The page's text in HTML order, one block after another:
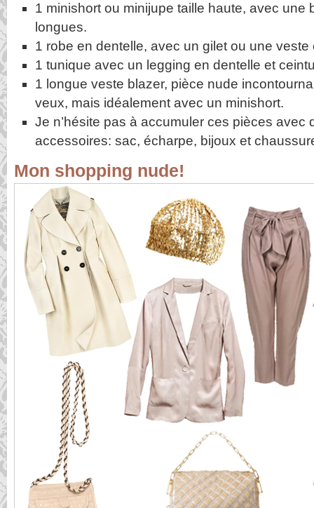
1 minishort ou minijupe taille haute, avec une
longues.
1 robe en dentelle, avec un gilet ou une veste
1 tunique avec un legging en dentelle et
1 longue veste blazer, pièce nude
veux, mais idéalement avec un minishort.
Je n’hésite pas à accumuler ces pièces avec
accessoires: sac, écharpe, bijoux et
Mon shopping nude!